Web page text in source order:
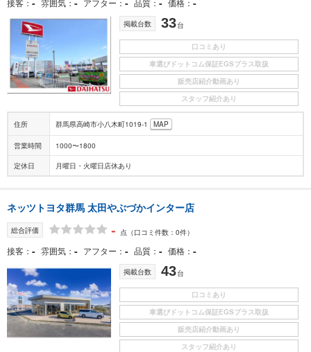
掲載台数 33台
口コミあり
車選びドットコム保証EGSプラス取扱
販売店紹介動画あり
スタッフ紹介あり
住所 群馬県高崎市小八木町1019-1 MAP
営業時間 1000〜1800
定休日 月曜日・火曜日店休あり
ネッツトヨタ群馬 太田やぶづかインター店
総合評価 - 点 （口コミ件数：0件）
接客 - 雰囲気 - アフター - 品質 - 価格 -
掲載台数 43台
口コミあり
車選びドットコム保証EGSプラス取扱
販売店紹介動画あり
スタッフ紹介あり